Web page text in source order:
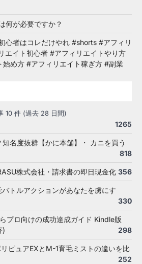
何が必要ですか？
心者はコレだけやれ #shorts #アフィリ
エイト初心者 #アフィリエイトやり方
始め方 #アフィリエイト稼ぎ方 #副業
10 件 (過去 28 日間)
1265
名度抜群【かに本舗】・ カニを買う
818
株式会社・請求書の即日現金化 356
トルアクションがあなたを虜にす
330
プロ向けの成功達成ガイド Kindle版
)
298
ピュアEXとM-1育毛ミストの違いを比
252